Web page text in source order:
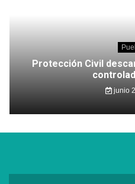
Protección Civil
junio